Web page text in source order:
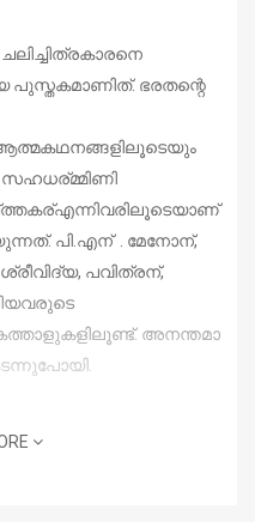
ഭരതന്റെ
ആത്മകഥനങ്ങളിലൂടെയും
സഹധര്മ്മിണി
ത്തകര്എന്നിവരിലൂടെയാണ്
പി.എന് . മേനോന്,
പവിത്രന്,
അനന്തമാ